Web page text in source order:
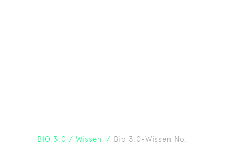
BIO 3.0 / Wissen / Bio 3.0-Wissen No.